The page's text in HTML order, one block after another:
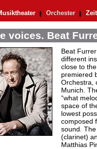
Orchester
voices. Beat
Beat
different
close to
premiered
Orchestra,
Munich.
“what
space of
lowest
composed
sound.
(clarinet)
Matthias